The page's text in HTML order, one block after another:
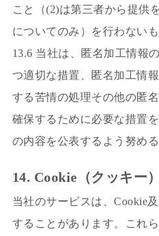
こと（(2)は第三者から提供
についてのみ）を行わないも
13.6 当社は、匿名加工情報
つ適切な措置、匿名加工情
する苦情の処理その他の匿
確保するために必要な措置
の内容を公表するよう努める
14. Cookie（クッキー
当社のサービスは、Cookie
することがあります。これ